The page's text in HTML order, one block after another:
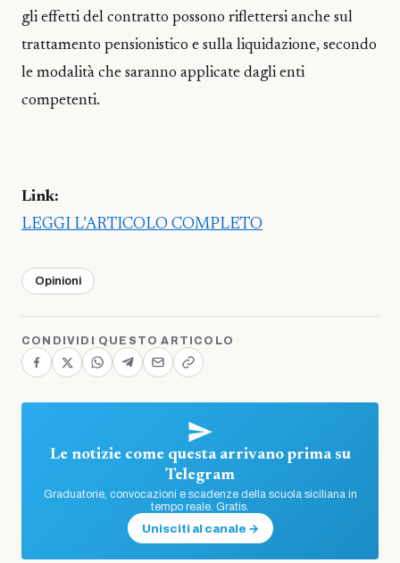
gli effetti del contratto possono riflettersi anche sul
trattamento pensionistico e sulla liquidazione, secondo
le modalità che saranno applicate dagli enti
competenti.
Link:
LEGGI L’ARTICOLO COMPLETO
Opinioni
CONDIVIDI QUESTO ARTICOLO
Le notizie come questa arrivano prima su
Telegram
Graduatorie, convocazioni e scadenze della scuola siciliana in
tempo reale. Gratis.
Unisciti al canale →